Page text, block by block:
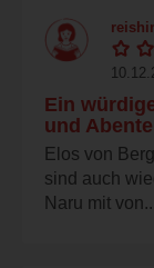
Ein
und
Elos von
sind auch
Naru mit